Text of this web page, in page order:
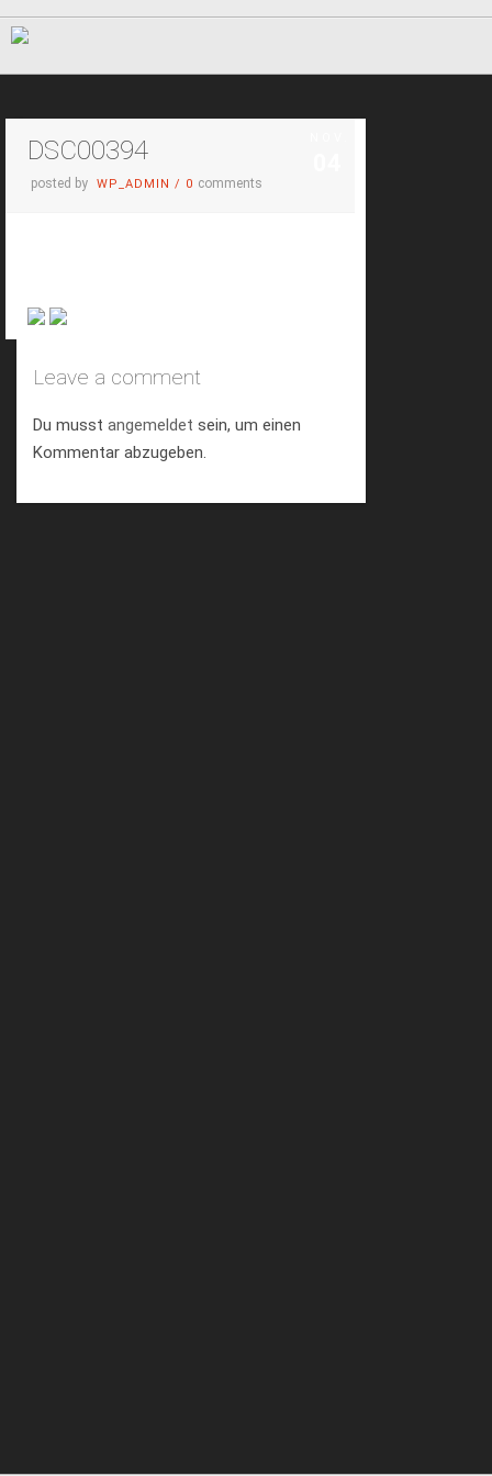
DSC00394
posted by WP_ADMIN / 0 comments
Leave a comment
Du musstangemeldet sein, um einen
Kommentar abzugeben.